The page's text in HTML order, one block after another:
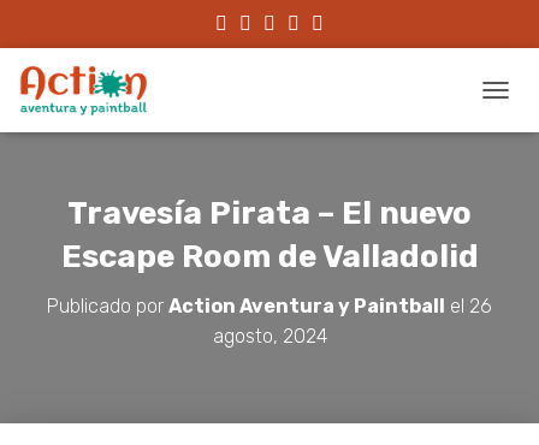
Travesía Pirata – El nuevo
Escape Room de Valladolid
Publicado por Action Aventura y Paintball el 26
agosto, 2024